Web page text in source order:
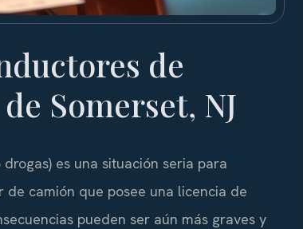
de
Somerset, NJ
es una situación seria para
camión que posee una licencia de
pueden ser aún más graves y